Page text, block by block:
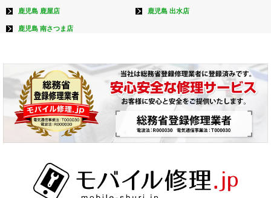
鹿児島 鹿屋店 鹿児島 出水店
鹿児島 南さつま店